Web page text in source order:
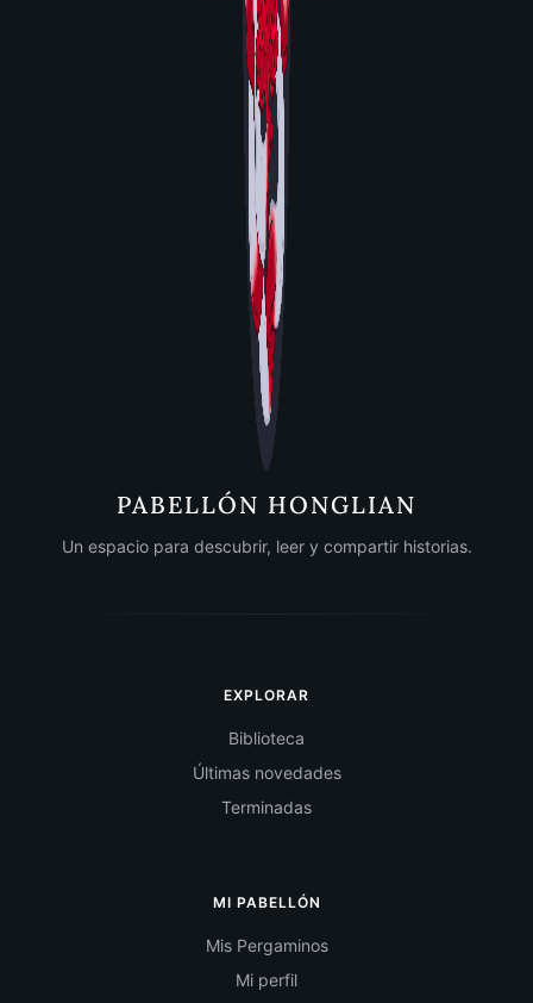
PABELLÓN HONGLIAN
Un espacio para descubrir, leer y compartir historias.
EXPLORAR
Biblioteca
Últimas novedades
Terminadas
MI PABELLÓN
Mis Pergaminos
Mi perfil